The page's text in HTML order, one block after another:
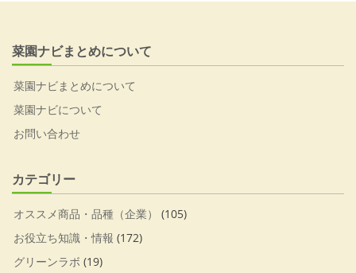
菜園ナビまとめについて
菜園ナビまとめについて
菜園ナビについて
お問い合わせ
カテゴリー
オススメ商品・品種（企業）
(105)
お役立ち知識・情報 (172)
グリーンラボ (19)